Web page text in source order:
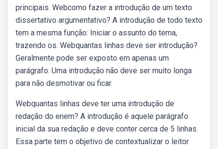
principais. Webcomo fazer a introdução de um texto
dissertativo argumentativo? A introdução de todo texto
tem a mesma função: Iniciar o assunto do tema,
trazendo os. Webquantas linhas deve ser introdução?
Geralmente pode ser exposto em apenas um
parágrafo. Uma introdução não deve ser muito longa
para não desmotivar ou ficar.
Webquantas linhas deve ter uma introdução de
redação do enem? A introdução é aquele parágrafo
inicial da sua redação e deve conter cerca de 5 linhas.
Essa parte tem o objetivo de contextualizar o leitor